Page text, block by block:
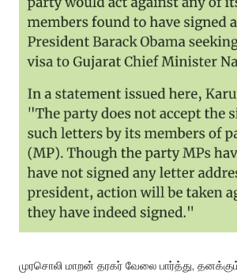
முரசொலி மாறன் தரகர் வேலை பார்த்து,